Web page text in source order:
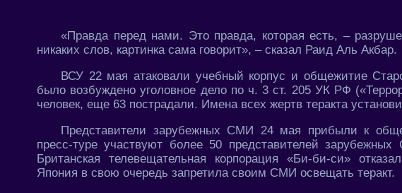
«Правда перед нами. Это правда, которая есть, –
никаких слов, картинка сама говорит», – сказал Раид Аль Акбар.
ВСУ 22 мая атаковали учебный корпус и общежитие
было возбуждено уголовное дело по ч. 3 ст. 205 УК РФ
человек, еще 63 пострадали. Имена всех жертв теракта
Представители зарубежных СМИ 24 мая прибыли к
пресс-туре участвуют более 50 представителей
Британская телевещательная корпорация «Би-би-си»
Япония в свою очередь запретила своим СМИ освещать теракт.